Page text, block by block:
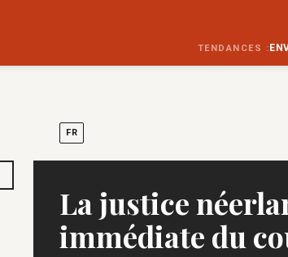
TENDANCES :
FR
La justice
immédiate du